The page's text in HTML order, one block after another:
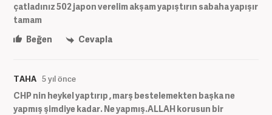
çatladınız 502 japon verelim akşam yapıştırın sabaha yapışır
tamam
Beğen
Cevapla
TAHA 5 yıl önce
CHP nin heykel yaptırıp , marş bestelemekten başka ne
yapmış şimdiye kadar. Ne yapmış.ALLAH korusun bir